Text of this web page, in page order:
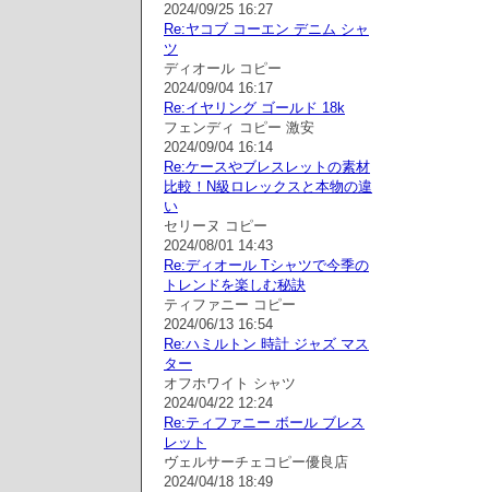
2024/09/25 16:27
Re:ヤコブ コーエン デニム シャ
ツ
ディオール コピー
2024/09/04 16:17
Re:イヤリング ゴールド 18k
フェンディ コピー 激安
2024/09/04 16:14
Re:ケースやブレスレットの素材
比較！N級ロレックスと本物の違
い
セリーヌ コピー
2024/08/01 14:43
Re:ディオール Tシャツで今季の
トレンドを楽しむ秘訣
ティファニー コピー
2024/06/13 16:54
Re:ハミルトン 時計 ジャズ マス
ター
オフホワイト シャツ
2024/04/22 12:24
Re:ティファニー ボール ブレス
レット
ヴェルサーチェコピー優良店
2024/04/18 18:49